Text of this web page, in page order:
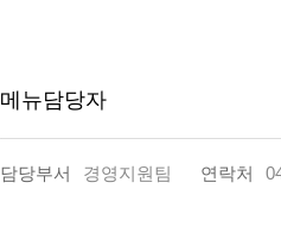
메뉴담당자
담당부서 경영지원팀 연락처